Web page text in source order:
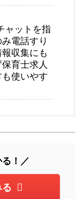
ャットを指
電話すり
収集にも
育士求人
使いやす
！／